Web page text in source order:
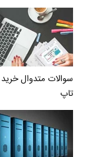
سوالات متدوال
تاپ